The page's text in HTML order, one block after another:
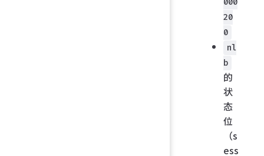
20
0
nl
b
的
状
态
位
（s
ess